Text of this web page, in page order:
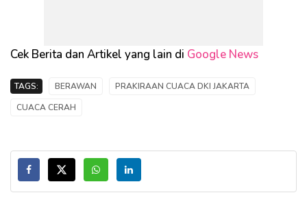
Cek Berita dan Artikel yang lain di Google News
TAGS: BERAWAN
PRAKIRAAN CUACA DKI JAKARTA
CUACA CERAH